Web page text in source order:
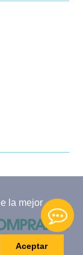
la mejor
Aceptar